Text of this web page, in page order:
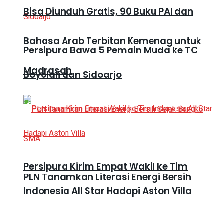
Persipura Bawa 5 Pemain Muda ke TC
Boyolali dan Sidoarjo
Persipura Kirim Empat Wakil ke Tim
Indonesia All Star Hadapi Aston Villa
Bisa Diunduh Gratis, 90 Buku PAI dan
Bahasa Arab Terbitan Kemenag untuk
Madrasah
PLN Tanamkan Literasi Energi Bersih